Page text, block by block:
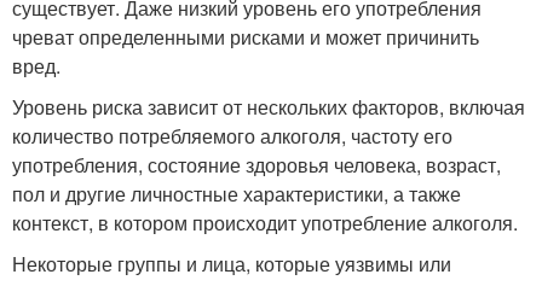
существует. Даже низкий уровень его употребления
чреват определенными рисками и может причинить
вред.
Уровень риска зависит от нескольких факторов, включая
количество потребляемого алкоголя, частоту его
употребления, состояние здоровья человека, возраст,
пол и другие личностные характеристики, а также
контекст, в котором происходит употребление алкоголя.
Некоторые группы и лица, которые уязвимы или